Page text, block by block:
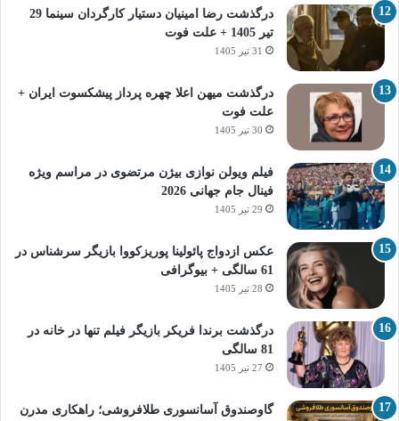
درگذشت رضا امینیان دستیار کارگردان سینما 29
تیر 1405 + علت فوت
31 تیر 1405
درگذشت میهن اعلا چهره پرداز پیشکسوت ایران +
علت فوت
30 تیر 1405
فیلم ویولن نوازی بیژن مرتضوی در مراسم ویژه
فینال جام جهانی 2026
29 تیر 1405
عکس ازدواج پائولینا پوریزکووا بازیگر سرشناس در
61 سالگی + بیوگرافی
28 تیر 1405
درگذشت برندا فریکر بازیگر فیلم تنها در خانه در
81 سالگی
27 تیر 1405
گاوصندوق آسانسوری طلافروشی؛ راهکاری مدرن